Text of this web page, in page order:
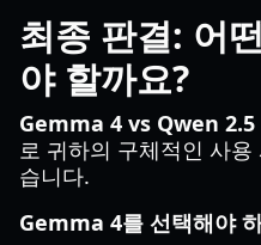
최종 판결: 어
야 할까요?
Gemma 4 vs Qwen 2.5
로 귀하의 구체적인 사
습니다.
Gemma 4를 선택해야